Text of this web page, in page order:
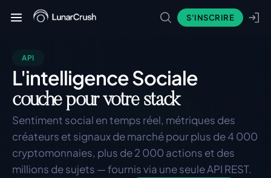
S'INSCRIRE
API
L'intelligence Sociale
couche pour votre stack
Sentiment social en temps réel, métriques des
créateurs et signaux de marché pour plus de 4 000
cryptomonnaies, plus de 2 000 actions et des
millions de sujets — fournis via une seule API REST.